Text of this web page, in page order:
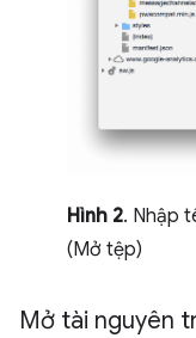
Hình 2. Nhập
(Mở tệp)
Mở tài nguyên